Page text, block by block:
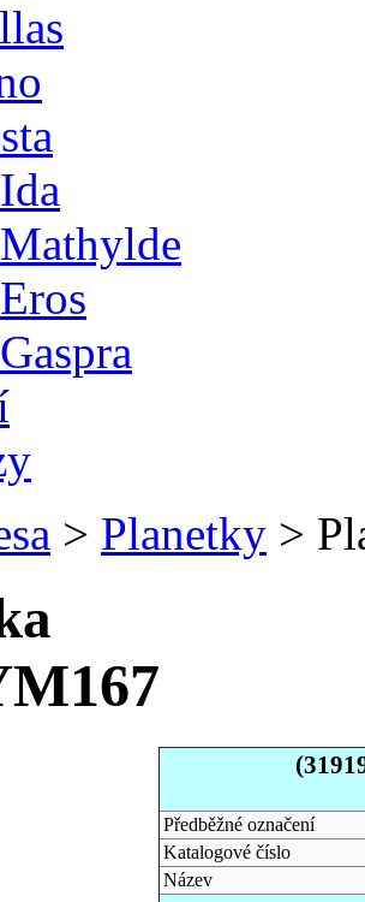
> Planetky >
Předběžné označení
Katalogové číslo
Název